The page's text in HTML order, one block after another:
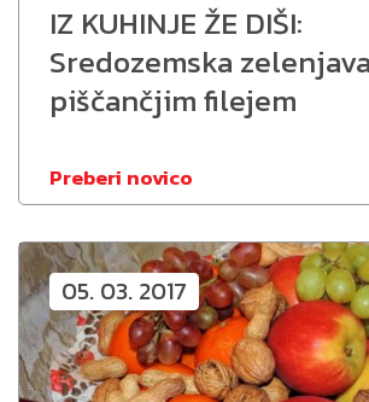
IZ KUHINJE ŽE DIŠI:
Sredozemska
piščančjim filejem
Preberi novico
05. 03. 2017